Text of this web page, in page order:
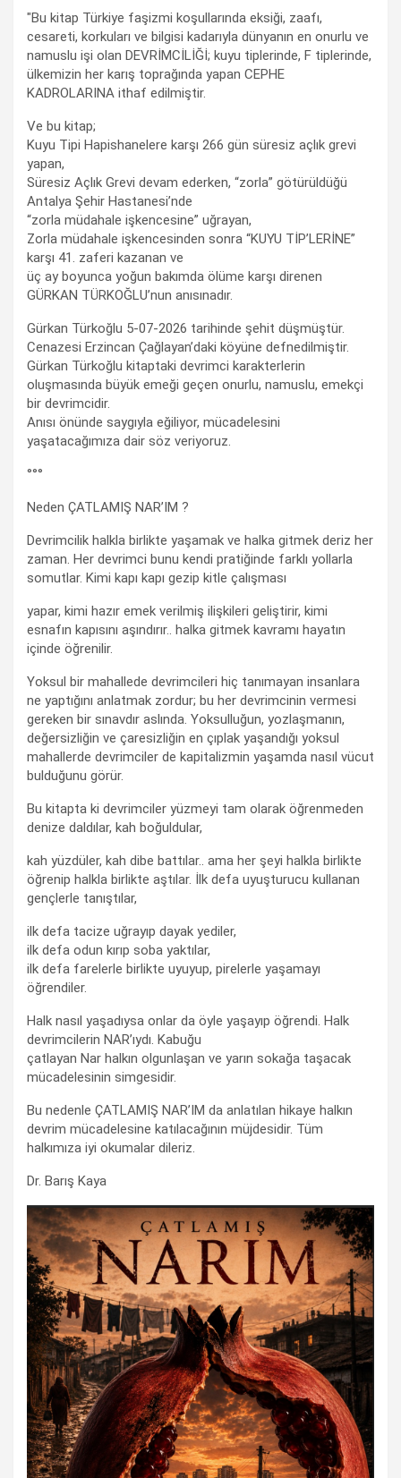
"Bu kitap Türkiye faşizmi koşullarında eksiği, zaafı,
cesareti, korkuları ve bilgisi kadarıyla dünyanın en onurlu ve
namuslu işi olan DEVRİMCİLİĞİ; kuyu tiplerinde, F tiplerinde,
ülkemizin her karış toprağında yapan CEPHE
KADROLARINA ithaf edilmiştir.
Ve bu kitap;
Kuyu Tipi Hapishanelere karşı 266 gün süresiz açlık grevi
yapan,
Süresiz Açlık Grevi devam ederken, “zorla” götürüldüğü
Antalya Şehir Hastanesi’nde
“zorla müdahale işkencesine” uğrayan,
Zorla müdahale işkencesinden sonra “KUYU TİP’LERİNE”
karşı 41. zaferi kazanan ve
üç ay boyunca yoğun bakımda ölüme karşı direnen
GÜRKAN TÜRKOĞLU’nun anısınadır.
Gürkan Türkoğlu 5-07-2026 tarihinde şehit düşmüştür.
Cenazesi Erzincan Çağlayan’daki köyüne defnedilmiştir.
Gürkan Türkoğlu kitaptaki devrimci karakterlerin
oluşmasında büyük emeği geçen onurlu, namuslu, emekçi
bir devrimcidir.
Anısı önünde saygıyla eğiliyor, mücadelesini
yaşatacağımıza dair söz veriyoruz.
°°°
Neden ÇATLAMIŞ NAR’IM ?
Devrimcilik halkla birlikte yaşamak ve halka gitmek deriz her
zaman. Her devrimci bunu kendi pratiğinde farklı yollarla
somutlar. Kimi kapı kapı gezip kitle çalışması
yapar, kimi hazır emek verilmiş ilişkileri geliştirir, kimi
esnafın kapısını aşındırır.. halka gitmek kavramı hayatın
içinde öğrenilir.
Yoksul bir mahallede devrimcileri hiç tanımayan insanlara
ne yaptığını anlatmak zordur; bu her devrimcinin vermesi
gereken bir sınavdır aslında. Yoksulluğun, yozlaşmanın,
değersizliğin ve çaresizliğin en çıplak yaşandığı yoksul
mahallerde devrimciler de kapitalizmin yaşamda nasıl vücut
bulduğunu görür.
Bu kitapta ki devrimciler yüzmeyi tam olarak öğrenmeden
denize daldılar, kah boğuldular,
kah yüzdüler, kah dibe battılar.. ama her şeyi halkla birlikte
öğrenip halkla birlikte aştılar. İlk defa uyuşturucu kullanan
gençlerle tanıştılar,
ilk defa tacize uğrayıp dayak yediler,
ilk defa odun kırıp soba yaktılar,
ilk defa farelerle birlikte uyuyup, pirelerle yaşamayı
öğrendiler.
Halk nasıl yaşadıysa onlar da öyle yaşayıp öğrendi. Halk
devrimcilerin NAR’ıydı. Kabuğu
çatlayan Nar halkın olgunlaşan ve yarın sokağa taşacak
mücadelesinin simgesidir.
Bu nedenle ÇATLAMIŞ NAR’IM da anlatılan hikaye halkın
devrim mücadelesine katılacağının müjdesidir. Tüm
halkımıza iyi okumalar dileriz.
Dr. Barış Kaya